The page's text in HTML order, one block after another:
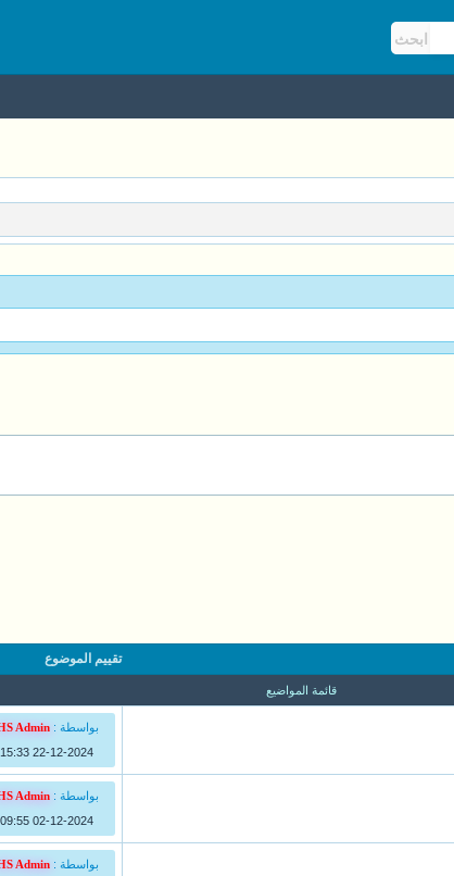
تقييم الموضوع
قائمة المواضيع
بواسطة :Admin
22-12-2024 15:33
بواسطة :Admin
02-12-2024 09:55
بواسطة :Admin